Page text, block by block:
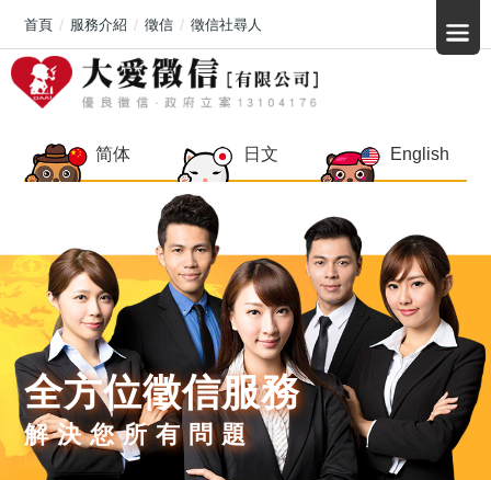
简体 日文 English
全方位徵信服務
解決您所有問題
首頁 服務介紹 徵信 徵信社尋人